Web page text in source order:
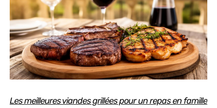
Les meilleures viandes grillées pour un repas en famille